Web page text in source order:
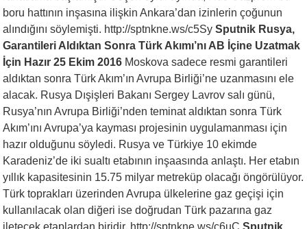
boru hattının inşasına ilişkin Ankara’dan izinlerin çoğunun
alındığını söylemişti. http://sptnkne.ws/c5SySputnik Rusya,
Garantileri Aldıktan Sonra Türk Akımı’nı AB İçine Uzatmak
İçin Hazır 25 Ekim 2016 Moskova sadece resmi garantileri
aldıktan sonra Türk Akım’ın Avrupa Birliği’ne uzanmasını ele
alacak. Rusya Dışişleri Bakanı Sergey Lavrov salı günü,
Rusya’nın Avrupa Birliği’nden teminat aldıktan sonra Türk
Akım’ını Avrupa’ya kayması projesinin uygulamanması için
hazır olduğunu söyledi. Rusya ve Türkiye 10 ekimde
Karadeniz’de iki sualtı etabının inşaasında anlaştı. Her etabın
yıllık kapasitesinin 15.75 milyar metreküp olacağı öngörülüyor.
Türk toprakları üzerinden Avrupa ülkelerine gaz geçişi için
kullanılacak olan diğeri ise doğrudan Türk pazarına gaz
iletecek etaplardan biridir. http://sptnkne.ws/c6uCSputnik